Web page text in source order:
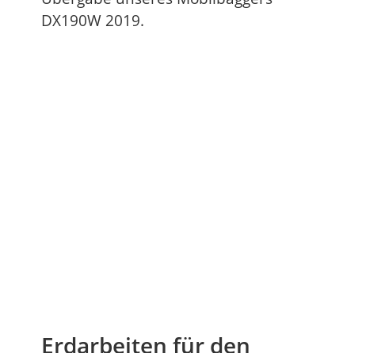
DX190W 2019.
Erdarbeiten für den